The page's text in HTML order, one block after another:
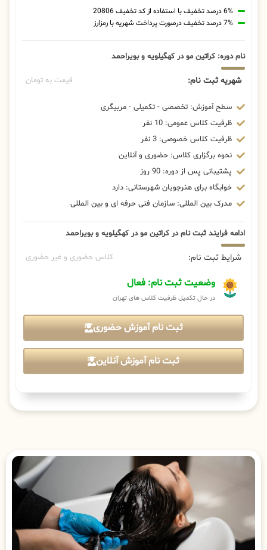
6% درصد تخفیف با استفاده از کد تخفیف 20806
7% درصد تخفیف درصورت پرداخت شهریه با رمزارز
نام دوره: کراتین مو در کهگیلویه و بویراحمد
شهریه ثبت نام: قیمت به تومان
سطح آموزش: تخصصی - تکمیلی - مربیگری
ظرفیت کلاس عمومی: 10 نفر
ظرفیت کلاس خصوصی: 3 نفر
نحوه برگزاری کلاس: حضوری و آنلاین
پشتیبانی پس از دوره: 90 روز
خوابگاه برای هنرجویان شهرستانی: دارد
مدرک بین المللی: سازمان فنی حرفه ای و بین المللی
ادامه فرایند ثبت نام در کراتین مو در کهگیلویه و بویراحمد
شرایط ثبت نام: کلاس حضوری و غیر حضوری
وضعیت ثبت نام: فعال
در حال تکمیل ظرفیت کلاس های تهران
ثبت نام آموزش حضوری
ثبت نام آموزش آنلاین